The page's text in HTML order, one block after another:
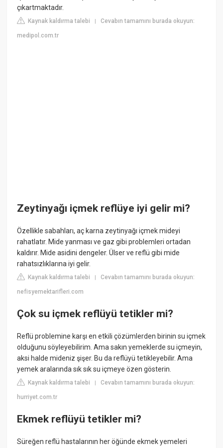
çıkartmaktadır.
Kaynak kaldırma talebi |Cevabın tamamını burada okuyun:
medipol.com.tr
Zeytinyağı içmek reflüye iyi gelir mi?
Özellikle sabahları, aç karna zeytinyağı içmek mideyi
rahatlatır. Mide yanması ve gaz gibi problemleri ortadan
kaldırır. Mide asidini dengeler. Ülser ve reflü gibi mide
rahatsızlıklarına iyi gelir.
Kaynak kaldırma talebi |Cevabın tamamını burada okuyun:
nefisyemektarifleri.com
Çok su içmek reflüyü tetikler mi?
Reflü problemine karşı en etkili çözümlerden birinin su içmek
olduğunu söyleyebilirim. Ama sakın yemeklerde su içmeyin,
aksi halde mideniz şişer. Bu da reflüyü tetikleyebilir. Ama
yemek aralarında sık sık su içmeye özen gösterin.
Kaynak kaldırma talebi |Cevabın tamamını burada okuyun:
hurriyet.com.tr
Ekmek reflüyü tetikler mi?
Süreğen reflü hastalarının her öğünde ekmek yemeleri